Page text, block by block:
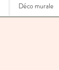
Déco murale